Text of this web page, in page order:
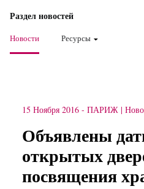
Раздел новостей
Новости Ресурсы
15 Ноября 2016 - ПАРИЖ
Объявлены
открытых
посвящения